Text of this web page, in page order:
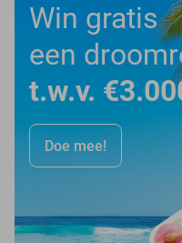
Win gratis
een
t.w.v.
Doe mee!